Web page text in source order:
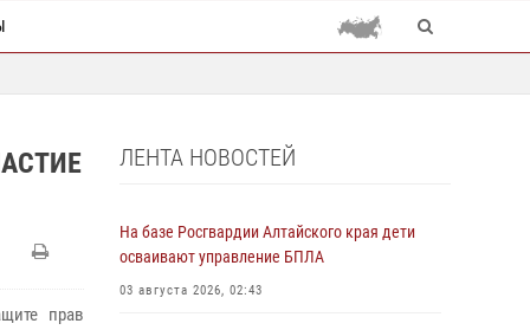
прав
ЛЕНТА НОВОСТЕЙ
На базе Росгвардии Алтайского края дети
осваивают управление БПЛА
03 августа 2026, 02:43